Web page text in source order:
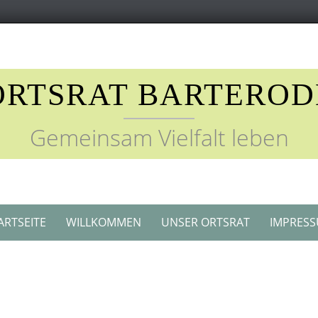
Gemeinsam Vielfalt leben
WILLKOMMEN UNSER ORTSRAT